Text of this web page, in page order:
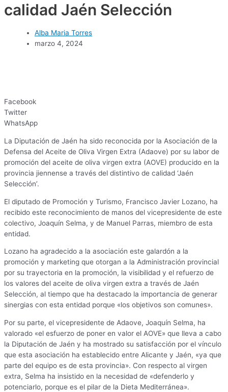
calidad Jaén Selección
Alba Maria Torres
marzo 4, 2024
Facebook
Twitter
WhatsApp
La Diputación de Jaén ha sido reconocida por la Asociación de la
Defensa del Aceite de Oliva Virgen Extra (Adaove) por su labor de
promoción del aceite de oliva virgen extra (AOVE) producido en la
provincia jiennense a través del distintivo de calidad ‘Jaén
Selección’.
El diputado de Promoción y Turismo, Francisco Javier Lozano, ha
recibido este reconocimiento de manos del vicepresidente de este
colectivo, Joaquín Selma, y de Manuel Parras, miembro de esta
entidad.
Lozano ha agradecido a la asociación este galardón a la
promoción y marketing que otorgan a la Administración provincial
por su trayectoria en la promoción, la visibilidad y el refuerzo de
los valores del aceite de oliva virgen extra a través de Jaén
Selección, al tiempo que ha destacado la importancia de generar
sinergias con esta entidad porque «los objetivos son comunes».
Por su parte, el vicepresidente de Adaove, Joaquín Selma, ha
valorado «el esfuerzo de poner en valor el AOVE» que lleva a cabo
la Diputación de Jaén y ha mostrado su satisfacción por el vínculo
que esta asociación ha establecido entre Alicante y Jaén, «ya que
parte del equipo es de esta provincia». Con respecto al virgen
extra, Selma ha insistido en la necesidad de «defenderlo y
potenciarlo, porque es el pilar de la Dieta Mediterránea».